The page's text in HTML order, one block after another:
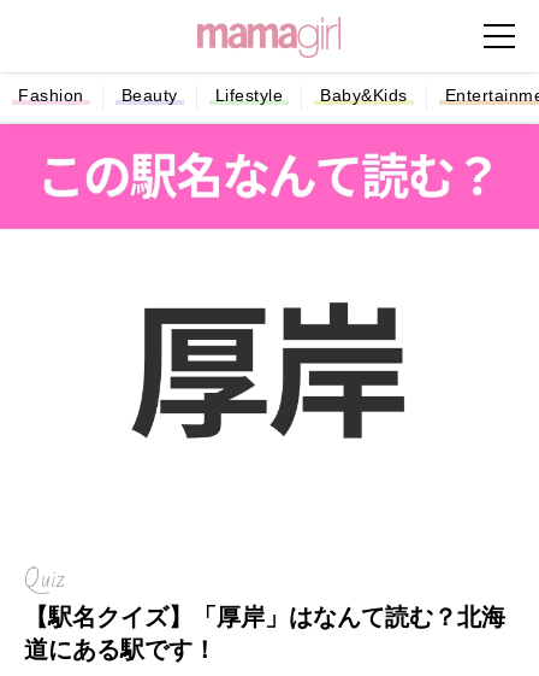
Fashion Beauty Lifestyle Baby&Kids
Quiz
【駅名クイズ】「厚岸」はなんて読む？北海
道にある駅です！